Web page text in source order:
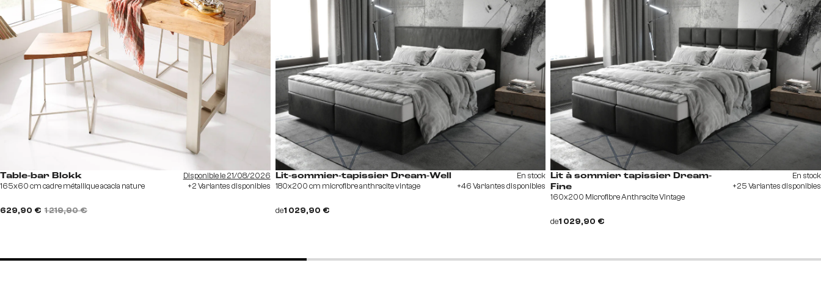
Table-bar Blokk
165x60 cm cadre métallique acacia nature
629,90 € 1 219,90 €
Disponible le 21/08/2026
+2 Variantes disponibles
Lit-sommier-tapissier Dream-Well
180x200 cm microfibre anthracite vintage
de1 029,90 €
En stock
+46 Variantes disponibles
Lit à sommier tapissier Dream-
Fine
160x200 Microfibre Anthracite Vintage
de1 029,90 €
En stock
+25 Variantes disponibles